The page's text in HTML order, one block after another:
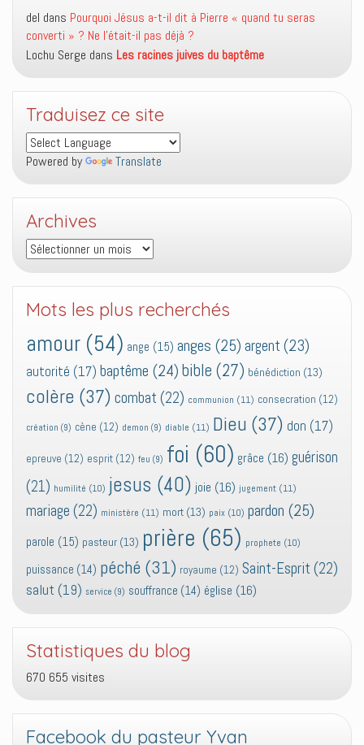
del dans Pourquoi Jésus a-t-il dit à Pierre « quand tu seras
converti » ? Ne l’était-il pas déjà ?
Lochu Serge dans Les racines juives du baptême
Traduisez ce site
Powered by Translate
Archives
Archives
Mots les plus recherchés
amour (54) ange (15) anges (25) argent (23)
autorité (17) baptême (24) bible (27) bénédiction (13)
colère (37) combat (22) communion (11) consecration (12)
création (9) cène (12) demon (9) diable (11) Dieu (37) don (17)
epreuve (12) esprit (12) feu (9) foi (60) grâce (16) guérison
(21) humilité (10) jesus (40) joie (16) jugement (11)
mariage (22) ministère (11) mort (13) paix (10) pardon (25)
parole (15) pasteur (13) prière (65) prophete (10)
puissance (14) péché (31) royaume (12) Saint-Esprit (22)
salut (19) service (9) souffrance (14) église (16)
Statistiques du blog
670 655 visites
Facebook du pasteur Yvan